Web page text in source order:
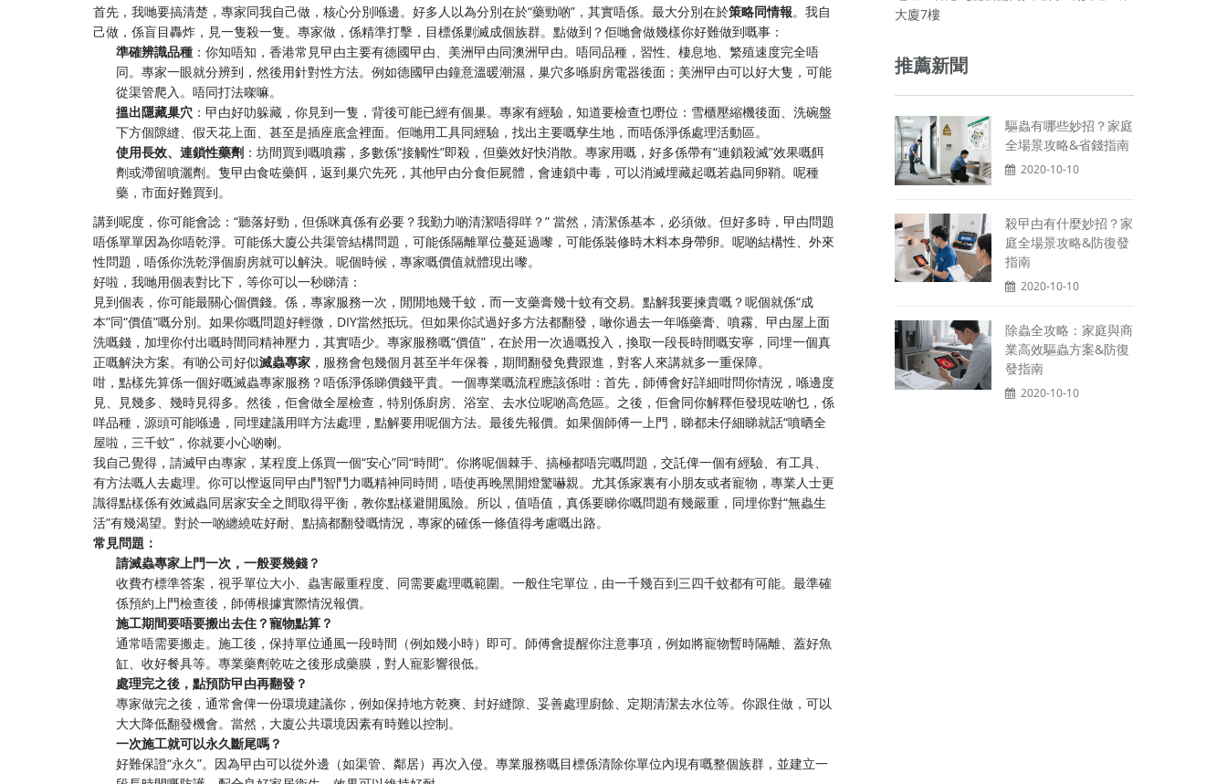
首先，我哋要搞清楚，專家同我自己做，核心分別喺邊。好多人以為分別在於“藥勁啲”，其實唔係。最大分別在於策略同情報。我自
己做，係盲目轟炸，見一隻殺一隻。專家做，係精準打擊，目標係剿滅成個族群。點做到？佢哋會做幾樣你好難做到嘅事：
準確辨識品種 ：你知唔知，香港常見曱甴主要有德國曱甴、美洲曱甴同澳洲曱甴。唔同品種，習性、棲息地、繁殖速度完全唔
同。專家一眼就分辨到，然後用針對性方法。例如德國曱甴鐘意溫暖潮濕，巢穴多喺廚房電器後面；美洲曱甴可以好大隻，可能
從渠管爬入。唔同打法㗎嘛。
搵出隱藏巢穴 ：曱甴好叻躲藏，你見到一隻，背後可能已經有個巢。專家有經驗，知道要檢查乜嘢位：雪櫃壓縮機後面、洗碗盤
下方個隙縫、假天花上面、甚至是插座底盒裡面。佢哋用工具同經驗，找出主要嘅孳生地，而唔係淨係處理活動區。
使用長效、連鎖性藥劑 ：坊間買到嘅噴霧，多數係“接觸性”即殺，但藥效好快消散。專家用嘅，好多係帶有“連鎖殺滅”效果嘅餌
劑或滯留噴灑劑。隻曱甴食咗藥餌，返到巢穴先死，其他曱甴分食佢屍體，會連鎖中毒，可以消滅埋藏起嘅若蟲同卵鞘。呢種
藥，市面好難買到。
講到呢度，你可能會諗：“聽落好勁，但係咪真係有必要？我勤力啲清潔唔得咩？” 當然，清潔係基本，必須做。但好多時，曱甴問題
唔係單單因為你唔乾淨。可能係大廈公共渠管結構問題，可能係隔離單位蔓延過嚟，可能係裝修時木料本身帶卵。呢啲結構性、外來
性問題，唔係你洗乾淨個廚房就可以解決。呢個時候，專家嘅價值就體現出嚟。
好啦，我哋用個表對比下，等你可以一秒睇清：
見到個表，你可能最關心個價錢。係，專家服務一次，閒閒地幾千蚊，而一支藥膏幾十蚊有交易。點解我要揀貴嘅？呢個就係“成
本”同“價值”嘅分別。如果你嘅問題好輕微，DIY當然抵玩。但如果你試過好多方法都翻發，噉你過去一年喺藥膏、噴霧、曱甴屋上面
洗嘅錢，加埋你付出嘅時間同精神壓力，其實唔少。專家服務嘅“價值”，在於用一次過嘅投入，換取一段長時間嘅安寧，同埋一個真
正嘅解決方案。有啲公司好似滅蟲專家 ，服務會包幾個月甚至半年保養，期間翻發免費跟進，對客人來講就多一重保障。
咁，點樣先算係一個好嘅滅蟲專家服務？唔係淨係睇價錢平貴。一個專業嘅流程應該係咁：首先，師傅會好詳細咁問你情況，喺邊度
見、見幾多、幾時見得多。然後，佢會做全屋檢查，特別係廚房、浴室、去水位呢啲高危區。之後，佢會同你解釋佢發現咗啲乜，係
咩品種，源頭可能喺邊，同埋建議用咩方法處理，點解要用呢個方法。最後先報價。如果個師傅一上門，睇都未仔細睇就話“噴晒全
屋啦，三千蚊”，你就要小心啲喇。
我自己覺得，請滅曱甴專家，某程度上係買一個“安心”同“時間”。你將呢個棘手、搞極都唔完嘅問題，交託俾一個有經驗、有工具、
有方法嘅人去處理。你可以慳返同曱甴鬥智鬥力嘅精神同時間，唔使再晚黑開燈驚嚇親。尤其係家裏有小朋友或者寵物，專業人士更
識得點樣係有效滅蟲同居家安全之間取得平衡，教你點樣避開風險。所以，值唔值，真係要睇你嘅問題有幾嚴重，同埋你對“無蟲生
活”有幾渴望。對於一啲纏繞咗好耐、點搞都翻發嘅情況，專家的確係一條值得考慮嘅出路。
常見問題：
請滅蟲專家上門一次，一般要幾錢？
收費冇標準答案，視乎單位大小、蟲害嚴重程度、同需要處理嘅範圍。一般住宅單位，由一千幾百到三四千蚊都有可能。最準確
係預約上門檢查後，師傅根據實際情況報價。
施工期間要唔要搬出去住？寵物點算？
通常唔需要搬走。施工後，保持單位通風一段時間（例如幾小時）即可。師傅會提醒你注意事項，例如將寵物暫時隔離、蓋好魚
缸、收好餐具等。專業藥劑乾咗之後形成藥膜，對人寵影響很低。
處理完之後，點預防曱甴再翻發？
專家做完之後，通常會俾一份環境建議你，例如保持地方乾爽、封好縫隙、妥善處理廚餘、定期清潔去水位等。你跟住做，可以
大大降低翻發機會。當然，大廈公共環境因素有時難以控制。
一次施工就可以永久斷尾嗎？
好難保證“永久”。因為曱甴可以從外邊（如渠管、鄰居）再次入侵。專業服務嘅目標係清除你單位內現有嘅整個族群，並建立一
大廈7樓
推薦新聞
驅蟲有哪些妙招？家庭
全場景攻略&省錢指南
2020-10-10
殺曱甴有什麼妙招？家
庭全場景攻略&防復發
指南
2020-10-10
除蟲全攻略：家庭與商
業高效驅蟲方案&防復
發指南
2020-10-10